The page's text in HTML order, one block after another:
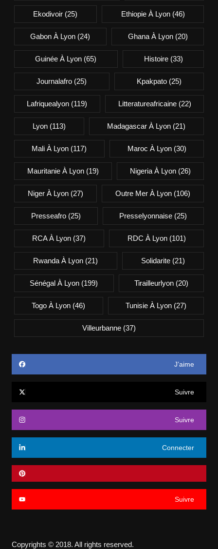
Ekodivoir (25) Ethiopie À Lyon(46)
Gabon À Lyon (24) Ghana À Lyon(20)
Guinée À Lyon (65) Histoire(33)
Journalafro (25) Kpakpato(25)
Lafriquealyon (119) Litteratureafricaine(22)
Lyon(113) Madagascar À Lyon (21)
Mali À Lyon (117) Maroc À Lyon(30)
Mauritanie À Lyon(19) Nigeria À Lyon (26)
Niger À Lyon(27) Outre Mer À Lyon (106)
Presseafro(25) Presselyonnaise (25)
RCA À Lyon (37) RDC À Lyon(101)
Rwanda À Lyon (21) Solidarite(21)
Sénégal À Lyon (199) Tirailleurlyon(20)
Togo À Lyon (46) Tunisie À Lyon(27)
Villeurbanne(37)
J’aime
Suivre
Suivre
Connecter
Suivre
Copyrights © 2018. All rights reserved.